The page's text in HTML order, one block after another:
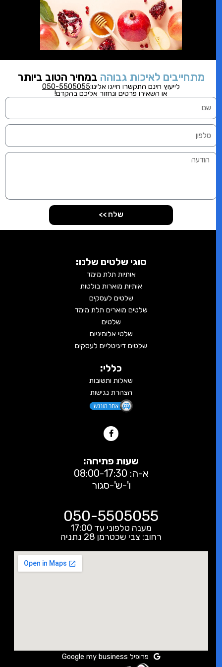
מתחייבים לאיכות גבוההבמחיר הטוב ביותר
לייעוץ חינם התקשרוחייגו אלינו:050-5505055
או השאירו פרטים ונחזור אליכם בהקדם!
שלח >>
סוגי שלטים שלנו:
אותיות תלת מימד
אותיות מוארות בולטות
שלטים לעסקים
שלטים מוארים תלת מימד
שלטים
שלטי אלומיניום
שלטים דיגיטליים לעסקים
כללי:
שאלות ותשובות
הצהרת נגישות
שעות פתיחה:
א-ה: 08:00-17:30
ו'-ש'-סגור
050-5505055
מענה טלפוני עד 17:00
רחוב: צבי שכטרמן 28 נתניה
פרופיל Google my business